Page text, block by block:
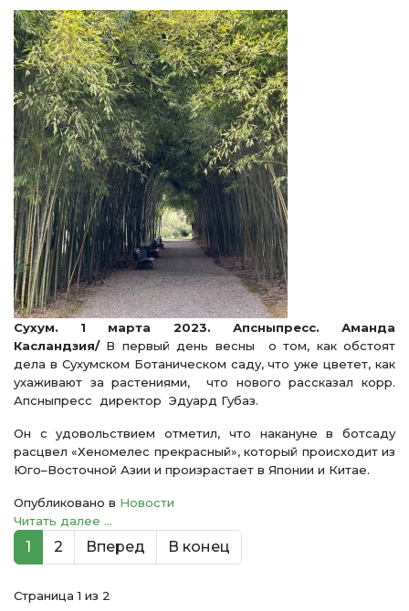
Сухум. 1 марта 2023. Апсныпресс. Аманда
Касландзия/ В первый день весны о том, как обстоят
дела в Сухумском Ботаническом саду, что уже цветет, как
ухаживают за растениями, что нового рассказал корр.
Апсныпресс директор Эдуард Губаз.
Он с удовольствием отметил, что накануне в ботсаду
расцвел «Хеномелес прекрасный», который происходит из
Юго–Восточной Азии и произрастает в Японии и Китае.
Опубликовано в Новости
Читать далее ...
1 2 Вперед В конец
Страница 1 из 2